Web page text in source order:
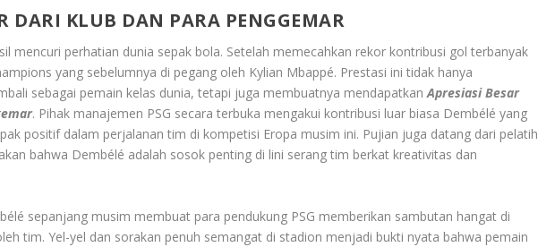
DARI KLUB DAN PARA PENGGEMAR
mencuri perhatian dunia sepak bola. Setelah memecahkan rekor kontribusi gol terbanyak
yang sebelumnya di pegang oleh Kylian Mbappé. Prestasi ini tidak hanya
sebagai pemain kelas dunia, tetapi juga membuatnya mendapatkanApresiasi Besar
. Pihak manajemen PSG secara terbuka mengakui kontribusi luar biasa Dembélé yang
positif dalam perjalanan tim di kompetisi Eropa musim ini. Pujian juga datang dari pelatih
bahwa Dembélé adalah sosok penting di lini serang tim berkat kreativitas dan
sepanjang musim membuat para pendukung PSG memberikan sambutan hangat di
tim. Yel-yel dan sorakan penuh semangat di stadion menjadi bukti nyata bahwa pemain